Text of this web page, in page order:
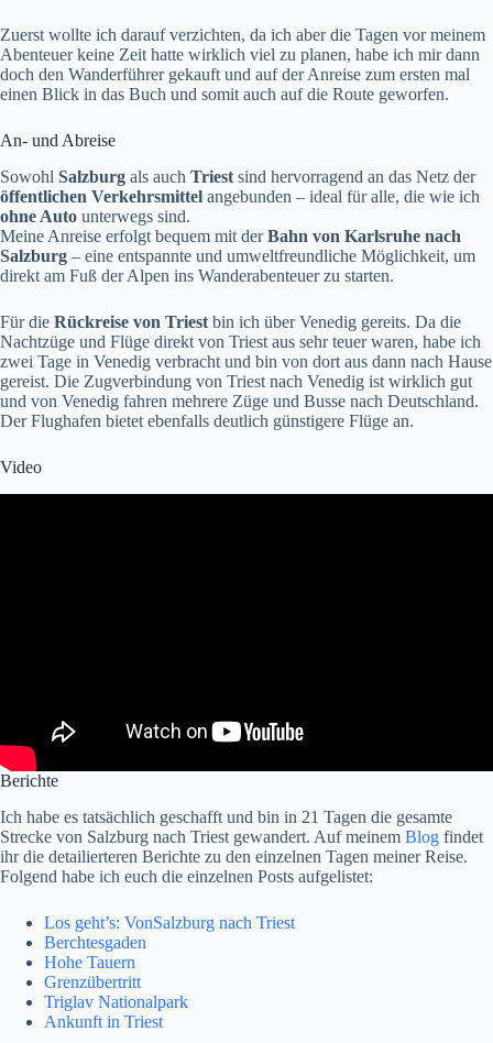
Zuerst wollte ich darauf verzichten, da ich aber die Tagen vor meinem
Abenteuer keine Zeit hatte wirklich viel zu planen, habe ich mir dann
doch den Wanderführer gekauft und auf der Anreise zum ersten mal
einen Blick in das Buch und somit auch auf die Route geworfen.
An- und Abreise
Sowohl Salzburg als auch Triest sind hervorragend an das Netz der
öffentlichen Verkehrsmittel angebunden – ideal für alle, die wie ich
ohne Auto unterwegs sind.
Meine Anreise erfolgt bequem mit derBahn von Karlsruhe nach
Salzburg – eine entspannte und umweltfreundliche Möglichkeit, um
direkt am Fuß der Alpen ins Wanderabenteuer zu starten.
Für die Rückreise von Triest bin ich über Venedig gereits. Da die
Nachtzüge und Flüge direkt von Triest aus sehr teuer waren, habe ich
zwei Tage in Venedig verbracht und bin von dort aus dann nach Hause
gereist. Die Zugverbindung von Triest nach Venedig ist wirklich gut
und von Venedig fahren mehrere Züge und Busse nach Deutschland.
Der Flughafen bietet ebenfalls deutlich günstigere Flüge an.
Video
Berichte
Ich habe es tatsächlich geschafft und bin in 21 Tagen die gesamte
Strecke von Salzburg nach Triest gewandert. Auf meinem Blog findet
ihr die detailierteren Berichte zu den einzelnen Tagen meiner Reise.
Folgend habe ich euch die einzelnen Posts aufgelistet:
Los geht’s: VonSalzburg nach Triest
Berchtesgaden
Hohe Tauern
Grenzübertritt
Triglav Nationalpark
Ankunft in Triest